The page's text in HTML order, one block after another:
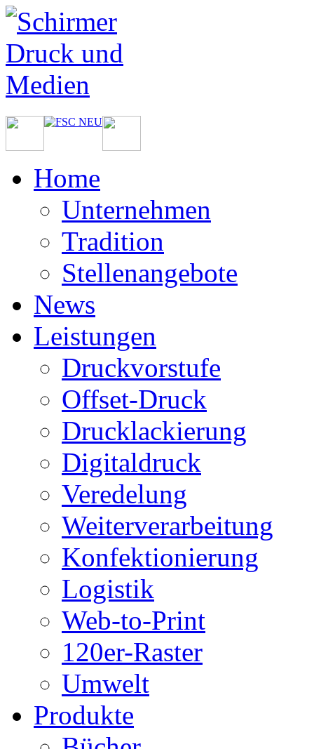
Home
Unternehmen
Tradition
Stellenangebote
News
Leistungen
Druckvorstufe
Offset-Druck
Drucklackierung
Digitaldruck
Veredelung
Weiterverarbeitung
Konfektionierung
Logistik
Web-to-Print
120er-Raster
Umwelt
Produkte